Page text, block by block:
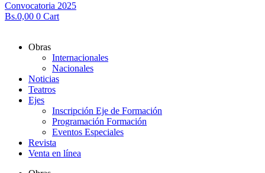
Convocatoria 2025
Bs.0,00 0 Cart
Obras
Internacionales
Nacionales
Noticias
Teatros
Ejes
Inscripción Eje de Formación
Programación Formación
Eventos Especiales
Revista
Venta en línea